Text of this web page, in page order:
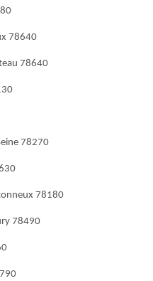
78640
78640
78270
78180
78490